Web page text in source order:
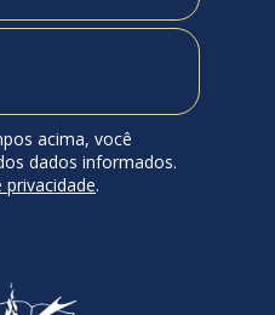
acima, você
dados informados.
privacidade.